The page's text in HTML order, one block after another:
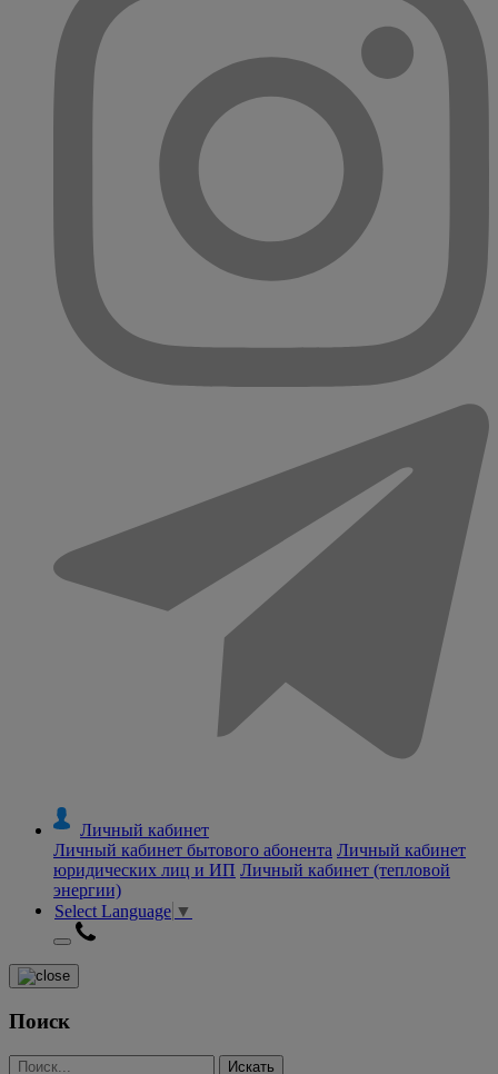
Личный кабинет
Личный кабинет бытового абонента Личный кабинет
юридических лиц и ИП Личный кабинет (тепловой
энергии)
Select Language ▼
Поиск